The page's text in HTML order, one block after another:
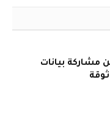
مشاركة بيانات